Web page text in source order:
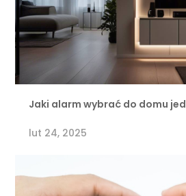
Jaki alarm wybrać do domu
lut 24, 2025